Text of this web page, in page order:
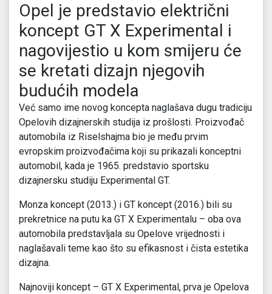
Opel je predstavio električni
koncept GT X Experimental i
nagovijestio u kom smijeru će
se kretati dizajn njegovih
budućih modela
Već samo ime novog koncepta naglašava dugu tradiciju
Opelovih dizajnerskih studija iz prošlosti. Proizvođač
automobila iz Riselshajma bio je među prvim
evropskim proizvođačima koji su prikazali konceptni
automobil, kada je 1965. predstavio sportsku
dizajnersku studiju Experimental GT.
Monza koncept (2013.) i GT koncept (2016.) bili su
prekretnice na putu ka GT X Experimentalu – oba ova
automobila predstavljala su Opelove vrijednosti i
naglašavali teme kao što su efikasnost i čista estetika
dizajna.
Najnoviji koncept – GT X Experimental, prva je Opelova